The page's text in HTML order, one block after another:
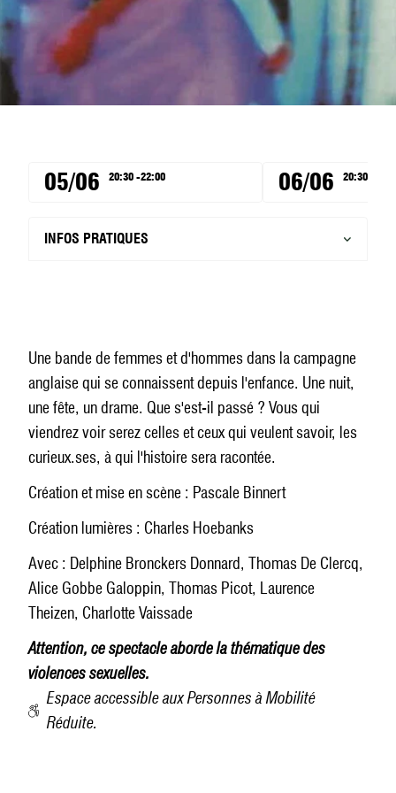
Une bande de femmes et d'hommes dans la campagne
anglaise qui se connaissent depuis l'enfance. Une nuit,
une fête, un drame. Que s'est-il passé ? Vous qui
viendrez voir serez celles et ceux qui veulent savoir, les
curieux.ses, à qui l'histoire sera racontée.
Création et mise en scène : Pascale Binnert
Création lumières : Charles Hoebanks
Avec : Delphine Bronckers Donnard, Thomas De Clercq,
Alice Gobbe Galoppin, Thomas Picot, Laurence
Theizen, Charlotte Vaissade
Attention, ce spectacle aborde la thématique des
violences sexuelles.
Espace accessible aux Personnes à Mobilité
Réduite.
05/06 20:30 -22:00 06/06 20:30 -
INFOS PRATIQUES